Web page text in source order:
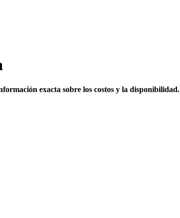
exacta sobre los costos y la disponibilidad.